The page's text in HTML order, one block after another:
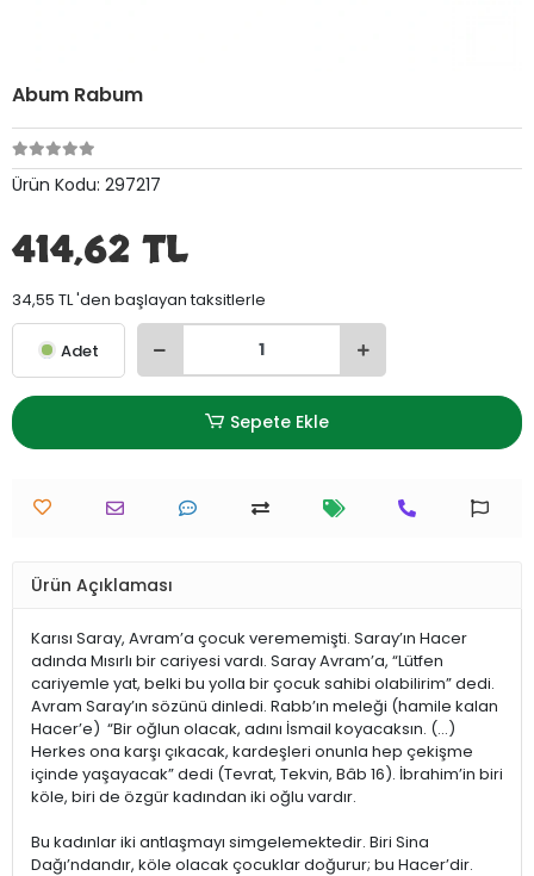
Abum Rabum
Ürün Kodu: 297217
414,62 TL
34,55 TL 'den başlayan taksitlerle
Adet
Sepete Ekle
Ürün Açıklaması
Karısı Saray, Avram’a çocuk verememişti. Saray’ın Hacer
adında Mısırlı bir cariyesi vardı. Saray Avram’a, “Lütfen
cariyemle yat, belki bu yolla bir çocuk sahibi olabilirim” dedi.
Avram Saray’ın sözünü dinledi. Rabb’ın meleği (hamile kalan
Hacer’e) “Bir oğlun olacak, adını İsmail koyacaksın. (…)
Herkes ona karşı çıkacak, kardeşleri onunla hep çekişme
içinde yaşayacak” dedi (Tevrat, Tekvin, Bâb 16). İbrahim’in biri
köle, biri de özgür kadından iki oğlu vardır.
Bu kadınlar iki antlaşmayı simgelemektedir. Biri Sina
Dağı’ndandır, köle olacak çocuklar doğurur; bu Hacer’dir.